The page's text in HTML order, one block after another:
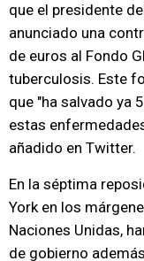
que el presidente
anunciado una
de euros al Fondo
tuberculosis. Este
que "ha salvado ya
estas
añadido en Twitter.
En la séptima
York en los
Naciones Unidas,
de gobierno